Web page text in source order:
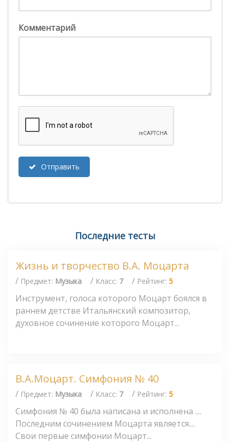
Комментарий
Отправить
Последние тесты
Жизнь и творчество В.А. Моцарта
/ Предмет: Музыка / Класс: 7 / Рейтинг: 5
Инструмент, голоса которого Моцарт боялся в
раннем детстве Итальянский композитор,
духовное сочинение которого Моцарт...
В.А.Моцарт. Симфония № 40
/ Предмет: Музыка / Класс: 7 / Рейтинг: 5
Симфония № 40 была написана и исполнена ....
Последним сочинением Моцарта является....
Свои первые симфонии Моцарт...